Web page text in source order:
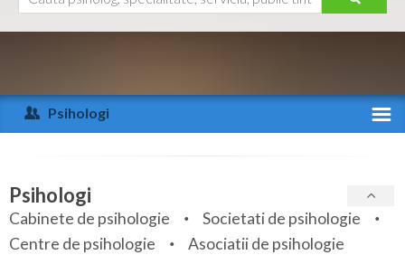
Arad
Arges
Bihor
Bistrita-Nasaud
Ajutor
Psihologi
Specialitati
Servicii
Psihologi
Cabinete de psihologie
Societati de psihologie
Centre de psihologie
Asociatii de psihologie